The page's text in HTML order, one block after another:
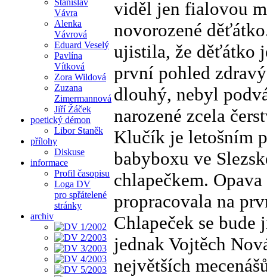
Vávra
Alenka
Vávrová
Eduard Veselý
Pavlína
Vítková
Zora Wildová
Zuzana
Zimermannová
Jiří Žáček
poetický démon
Libor Staněk
přílohy
Diskuse
informace
Profil časopisu
Loga DV
pro spřátelené
stránky
archiv
viděl jen fialovou
novorozené
ujistila, že děťátko
první pohled
dlouhý, nebyl
narozené zcela
Klučík je letošním
babyboxu ve
chlapečkem.
propracovala na
Chlapeček se bude
jednak Vojtěch
největších